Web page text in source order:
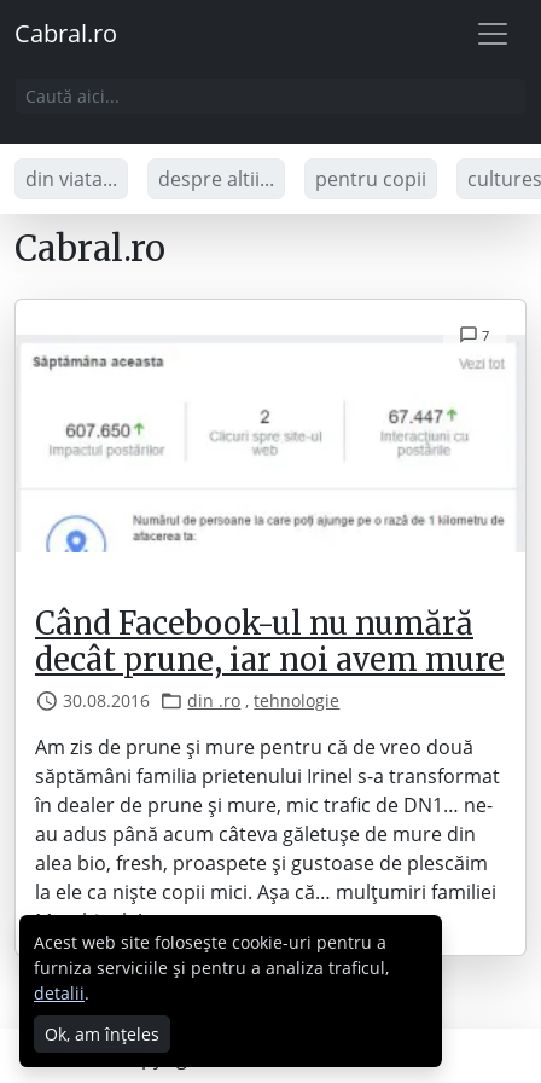
Cabral.ro
din viata... despre altii... pentru copii
Cabral.ro
7
Când Facebook-ul nu numără
decât prune, iar noi avem mure
30.08.2016 din .ro ,tehnologie
Am zis de prune și mure pentru că de vreo două
săptămâni familia prietenului Irinel s-a transformat
în dealer de prune și mure, mic trafic de DN1… ne-
au adus până acum câteva găletușe de mure din
alea bio, fresh, proaspete și gustoase de plescăim
la ele ca niște copii mici. Așa că… mulțumiri familiei
Marghioala!…
Copyright © 2007 - 2026 Cabral.ro
Acest web site folosește cookie-uri pentru a
furniza serviciile și pentru a analiza traficul,
detalii.
Ok, am înțeles